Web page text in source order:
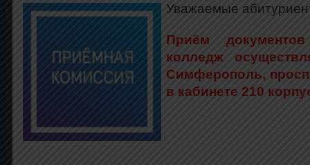
Уважаемые
Приём
колледж
Симферополь,
в кабинете 210